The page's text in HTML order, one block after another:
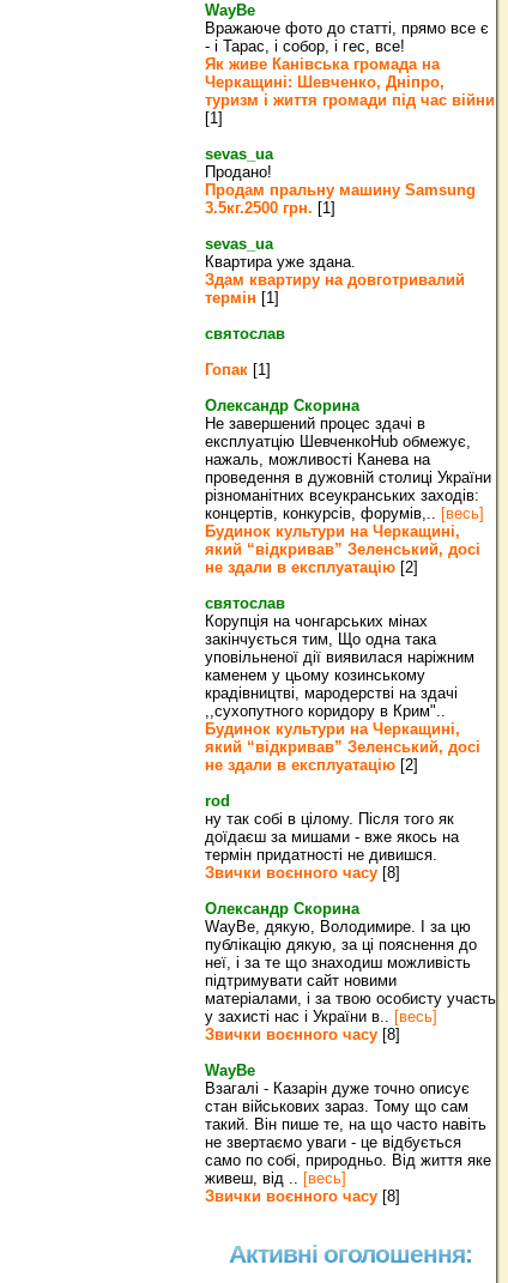
WayBe
Вражаюче фото до статті, прямо все є
- і Тарас, і собор, і гес, все!
Як живе Канівська громада на
Черкащині: Шевченко, Дніпро,
туризм і життя громади під час війни
[1]
sevas_ua
Продано!
Продам пральну машину Samsung
3.5кг.2500 грн. [1]
sevas_ua
Квартира уже здана.
Здам квартиру на довготривалий
термін [1]
святослав
Гопак [1]
Олександр Скорина
Не завершений процес здачі в
експлуатцію ШевченкоHub обмежує,
нажаль, можливості Канева на
проведення в дужовній столиці України
різноманітних всеукранських заходів:
концертів, конкурсів, форумів,.. [весь]
Будинок культури на Черкащині,
який “відкривав” Зеленський, досі
не здали в експлуатацію [2]
святослав
Корупція на чонгарських мінах
закінчується тим, Що одна така
уповільненої дії виявилася наріжним
каменем у цьому козинському
крадівництві, мародерстві на здачі
,,сухопутного коридору в Крим"..
Будинок культури на Черкащині,
який “відкривав” Зеленський, досі
не здали в експлуатацію [2]
rod
ну так собі в цілому. Після того як
доїдаєш за мишами - вже якось на
термін придатності не дивишся.
Звички воєнного часу [8]
Олександр Скорина
WayBe, дякую, Володимире. І за цю
публікацію дякую, за ці пояснення до
неї, і за те що знаходиш можливість
підтримувати сайт новими
матеріалами, і за твою особисту участь
у захисті нас і України в.. [весь]
Звички воєнного часу [8]
WayBe
Взагалі - Казарін дуже точно описує
стан військових зараз. Тому що сам
такий. Він пише те, на що часто навіть
не звертаємо уваги - це відбується
само по собі, природньо. Від життя яке
живеш, від .. [весь]
Звички воєнного часу [8]
Активні оголошення: